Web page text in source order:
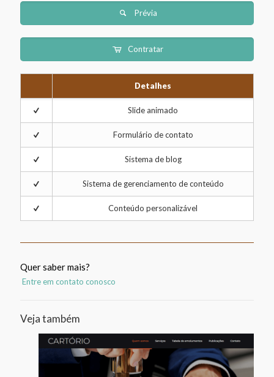
Prévia
Contratar
Detalhes
Slide animado
Formulário de contato
Sistema de blog
Sistema de gerenciamento de conteúdo
Conteúdo personalizável
Quer saber mais?
Entre em contato conosco
Veja também